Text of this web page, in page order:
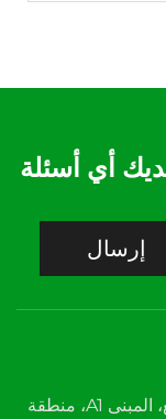
أي أسئلة
إرسال
Add: الصين جيانغسو شوتشو الطابق الرابع، المبنى A1، منطقة